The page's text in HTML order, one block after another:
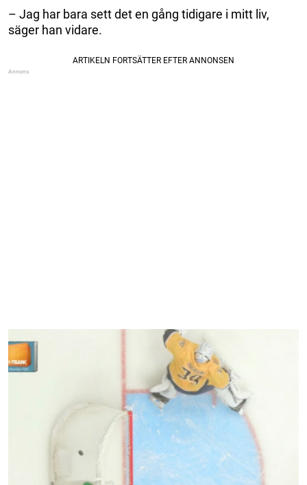
– Jag har bara sett det en gång tidigare i mitt liv,
säger han vidare.